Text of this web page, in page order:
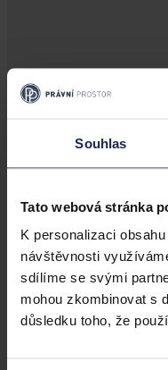
Souhlas
Tato webová stránka
K personalizaci
návštěvnosti
sdílíme se svými
mohou zkombinovat s
důsledku toho, že
Články
Povinné
Od školního roku 2017/